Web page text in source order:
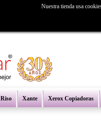
Riso Xante Xerox Copiadoras
Nuestra tienda usa